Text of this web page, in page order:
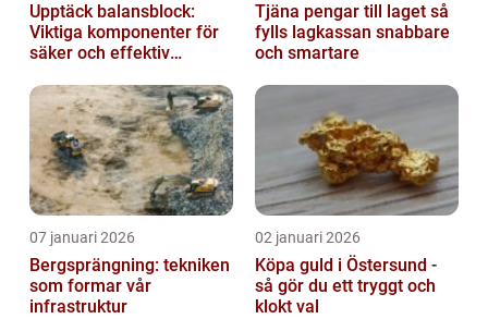
Upptäck balansblock:
Viktiga komponenter för
säker och effektiv
Tjäna pengar till laget så
fylls lagkassan snabbare
och smartare
07 januari 2026
Bergsprängning: tekniken
som formar vår
infrastruktur
02 januari 2026
Köpa guld i Östersund -
så gör du ett tryggt och
klokt val